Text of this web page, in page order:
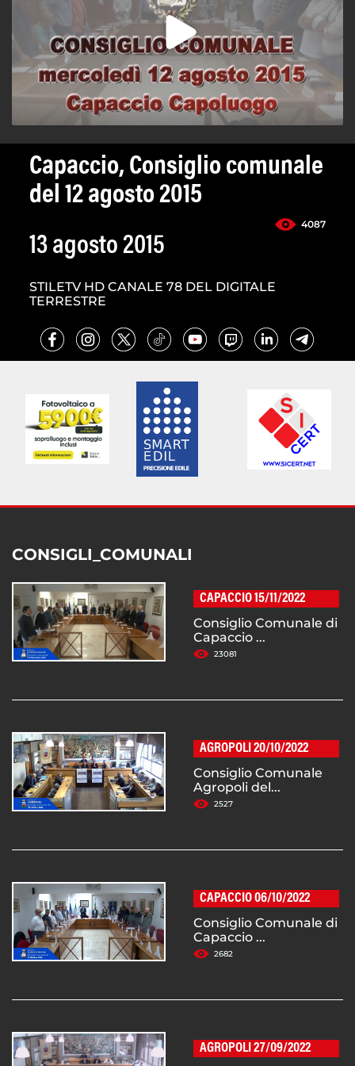
Capaccio, Consiglio comunale
del 12 agosto 2015
4087
13 agosto 2015
STILETV HD CANALE 78 DEL DIGITALE
TERRESTRE
CONSIGLI_COMUNALI
CAPACCIO 15/11/2022
Consiglio Comunale di
Capaccio ...
23081
AGROPOLI 20/10/2022
Consiglio Comunale
Agropoli del...
2527
CAPACCIO 06/10/2022
Consiglio Comunale di
Capaccio ...
2682
AGROPOLI 27/09/2022